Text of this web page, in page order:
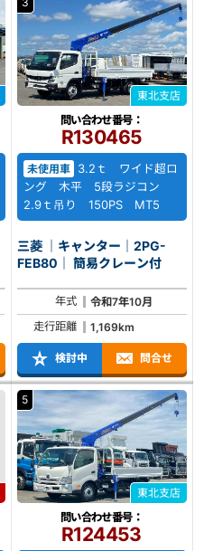
東北支店
問い合わせ番号：
R130465
未使用車 3.2ｔ ワイド超ロ
ング 木平 5段ラジコン
2.9ｔ吊り 150PS MT5
三菱 ｜キャンター｜2PG-
FEB80｜ 簡易クレーン付
年式
令和7年10月
走行距離
1,169km
検討中 問合せ
5
東北支店
問い合わせ番号：
R124453